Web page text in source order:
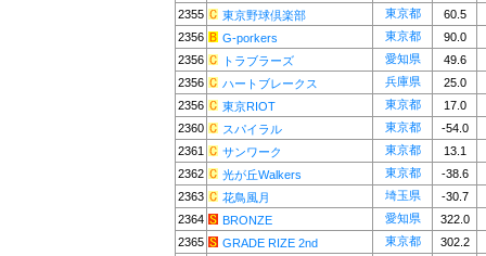
2355
東京野球倶楽部 東京都
60.5
2356
G-porkers 東京都
90.0
2356
トラブラーズ 愛知県
49.6
2356
ハートブレークス 兵庫県
25.0
2356
東京RIOT 東京都
17.0
2360
スパイラル 東京都
-54.0
2361
サンワーク 東京都
13.1
2362
光が丘Walkers 東京都
-38.6
2363
花鳥風月 埼玉県
-30.7
2364
BRONZE 愛知県
322.0
2365
GRADE RIZE 2nd 東京都
302.2